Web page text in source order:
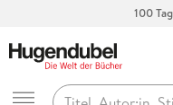
100
Hugendubel